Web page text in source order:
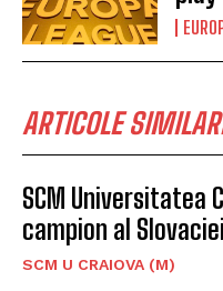
ARTICOLE
SCM Universitatea
campion al Slovaciei
SCM U CRAIOVA (M)